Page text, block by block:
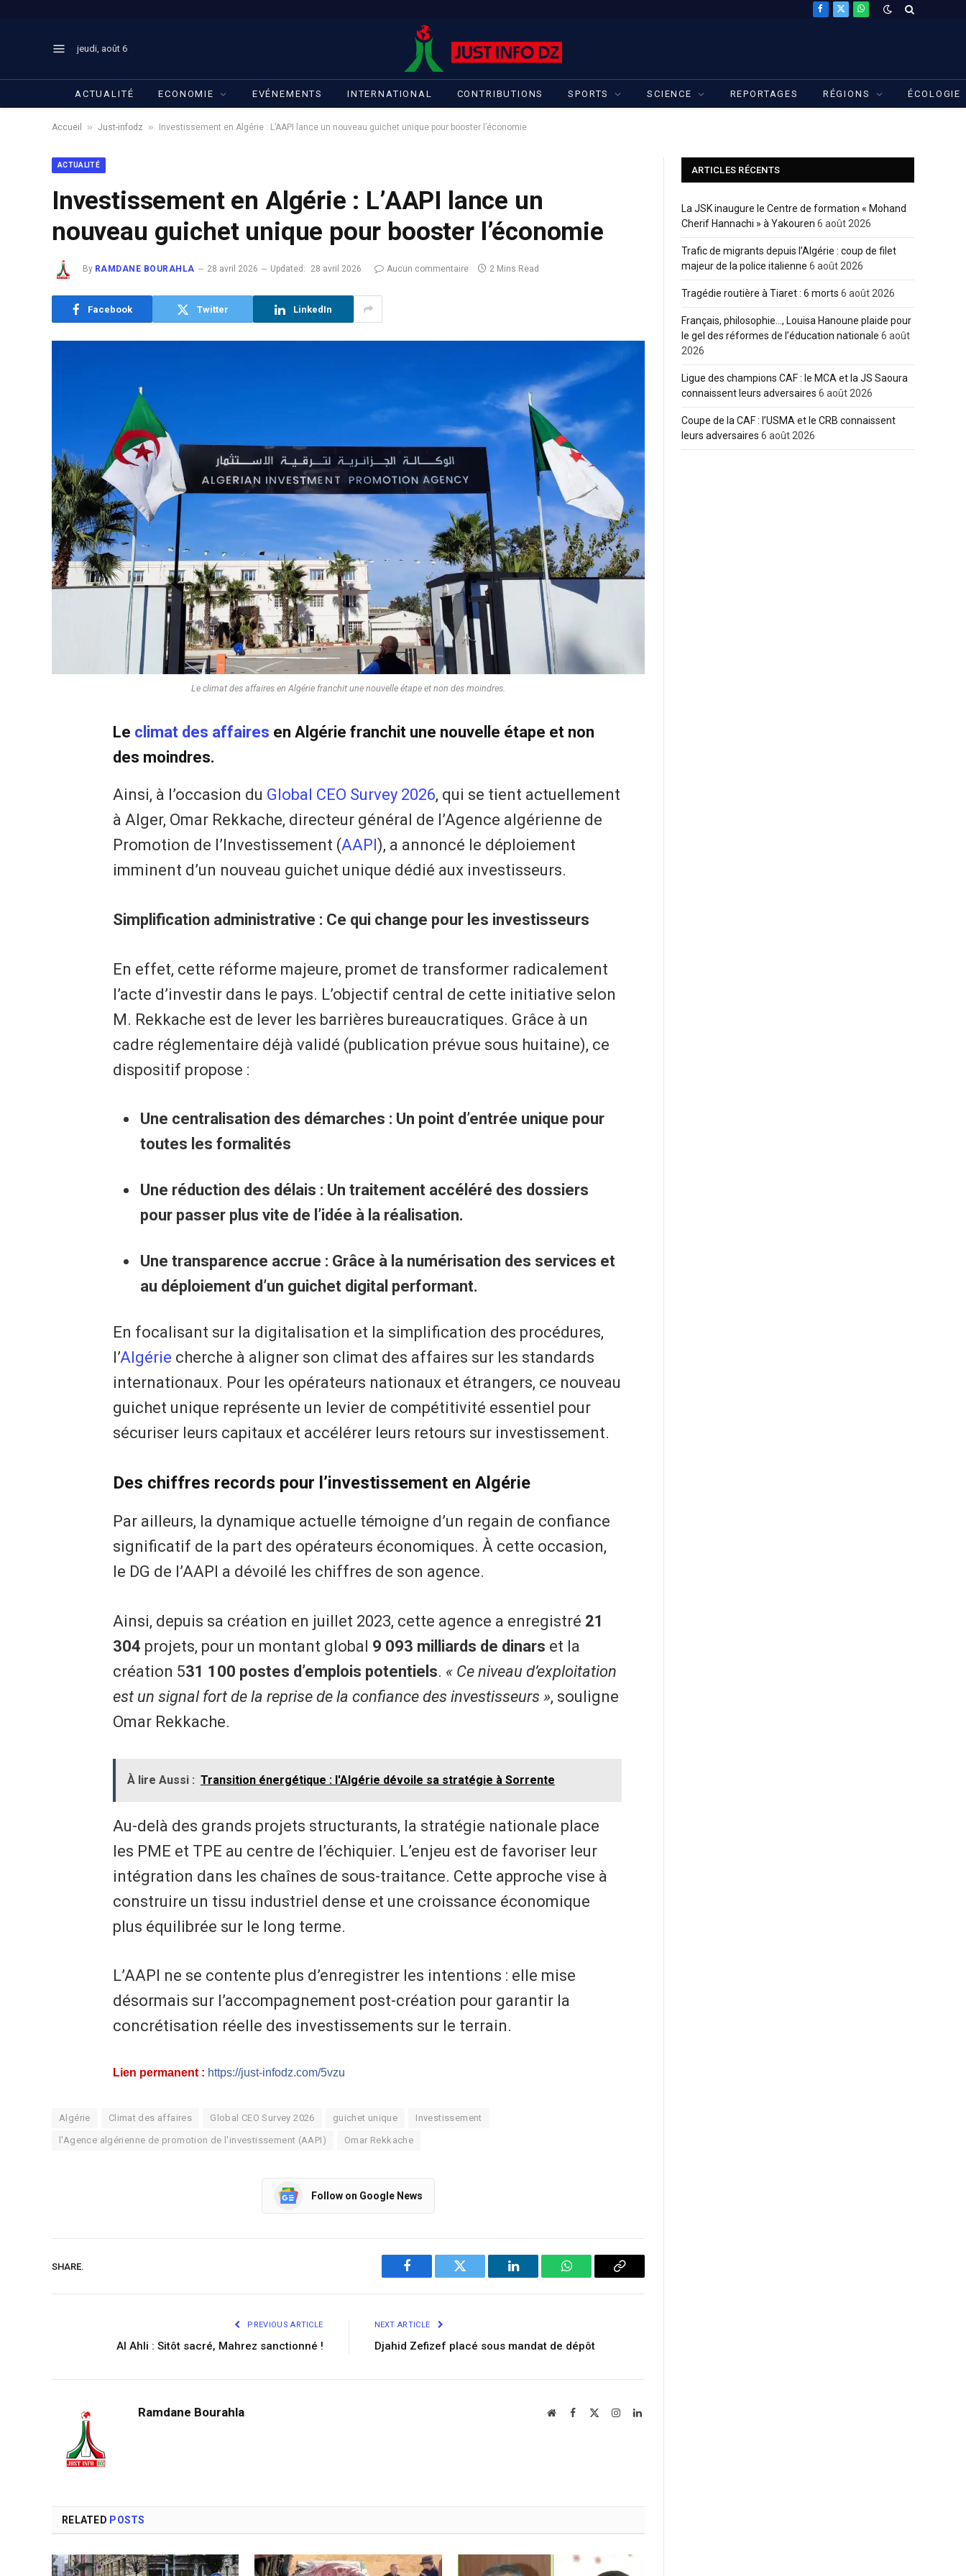
Facebook
X
WhatsApp
jeudi, août 6
ACTUALITÉ ECONOMIE EVÉNEMENTS INTERNATIONAL CONTRIBUTIONS SPORTS SCIENCE REPORTAGES RÉGIONS ÉCOLOGIE
Accueil » Just-infodz » Investissement en Algérie : L’AAPI lance un nouveau guichet unique pour booster l’économie
ACTUALITÉ
Investissement en Algérie : L’AAPI lance un
nouveau guichet unique pour booster l’économie
By RAMDANE BOURAHLA 28 avril 2026 Updated: 28 avril 2026 Aucun commentaire 2 Mins Read
Facebook Twitter LinkedIn
Le climat des affaires en Algérie franchit une nouvelle étape et non des moindres.
Le climat des affaires en Algérie franchit une nouvelle étape et non
des moindres.
Ainsi, à l’occasion du Global CEO Survey 2026, qui se tient actuellement
à Alger, Omar Rekkache, directeur général de l’Agence algérienne de
Promotion de l’Investissement (AAPI), a annoncé le déploiement
imminent d’un nouveau guichet unique dédié aux investisseurs.
Simplification administrative : Ce qui change pour les investisseurs
En effet, cette réforme majeure, promet de transformer radicalement
l’acte d’investir dans le pays. L’objectif central de cette initiative selon
M. Rekkache est de lever les barrières bureaucratiques. Grâce à un
cadre réglementaire déjà validé (publication prévue sous huitaine), ce
dispositif propose :
Une centralisation des démarches : Un point d’entrée unique pour
toutes les formalités
Une réduction des délais : Un traitement accéléré des dossiers
pour passer plus vite de l’idée à la réalisation.
Une transparence accrue : Grâce à la numérisation des services et
au déploiement d’un guichet digital performant.
En focalisant sur la digitalisation et la simplification des procédures,
l’Algérie cherche à aligner son climat des affaires sur les standards
internationaux. Pour les opérateurs nationaux et étrangers, ce nouveau
guichet unique représente un levier de compétitivité essentiel pour
sécuriser leurs capitaux et accélérer leurs retours sur investissement.
Des chiffres records pour l’investissement en Algérie
Par ailleurs, la dynamique actuelle témoigne d’un regain de confiance
significatif de la part des opérateurs économiques. À cette occasion,
le DG de l’AAPI a dévoilé les chiffres de son agence.
Ainsi, depuis sa création en juillet 2023, cette agence a enregistré 21
304 projets, pour un montant global 9 093 milliards de dinars et la
création 531 100 postes d’emplois potentiels. « Ce niveau d’exploitation
est un signal fort de la reprise de la confiance des investisseurs », souligne
Omar Rekkache.
À lire Aussi : Transition énergétique : l'Algérie dévoile sa stratégie à Sorrente
Au-delà des grands projets structurants, la stratégie nationale place
les PME et TPE au centre de l’échiquier. L’enjeu est de favoriser leur
intégration dans les chaînes de sous-traitance. Cette approche vise à
construire un tissu industriel dense et une croissance économique
plus équilibrée sur le long terme.
L’AAPI ne se contente plus d’enregistrer les intentions : elle mise
désormais sur l’accompagnement post-création pour garantir la
concrétisation réelle des investissements sur le terrain.
Lien permanent : https://just-infodz.com/5vzu
Algérie Climat des affaires Global CEO Survey 2026 guichet unique Investissement
l'Agence algérienne de promotion de l'investissement (AAPI) Omar Rekkache
Follow on Google News
SHARE.
Facebook Twitter LinkedIn WhatsAppCopy
PREVIOUS ARTICLE
Al Ahli : Sitôt sacré, Mahrez sanctionné !
NEXT ARTICLE
Djahid Zefizef placé sous mandat de dépôt
Ramdane Bourahla WebsiteFacebook InstagramLinkedIn
RELATED POSTS
ARTICLES RÉCENTS
La JSK inaugure le Centre de formation « Mohand
Cherif Hannachi » à Yakouren 6 août 2026
Trafic de migrants depuis l’Algérie : coup de filet
majeur de la police italienne 6 août 2026
Tragédie routière à Tiaret : 6 morts 6 août 2026
Français, philosophie…, Louisa Hanoune plaide pour
le gel des réformes de l’éducation nationale 6 août
2026
Ligue des champions CAF : le MCA et la JS Saoura
connaissent leurs adversaires 6 août 2026
Coupe de la CAF : l’USMA et le CRB connaissent
leurs adversaires 6 août 2026